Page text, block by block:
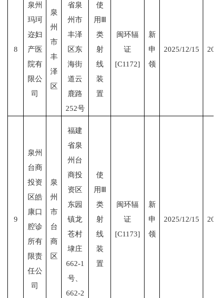
8
泉州
玛珂
迩妇
产医
院有
限公
司
泉
州
市
丰
泽
区
省泉
州市
丰泽
区东
海街
道云
鹿路
252号
使
用Ⅲ
类
射
线
装
置
闽环辐
证
[C1172]
新
申
领
2025/12/15
9
泉州
台商
投资
区皓
康口
腔诊
所有
限责
任公
司
泉
州
市
台
商
区
福建
省泉
州台
商投
资区
东园
镇龙
苍村
埭庄
662-1
号、
662-2
使
用Ⅲ
类
射
线
装
置
闽环辐
证
[C1173]
新
申
领
2025/12/15